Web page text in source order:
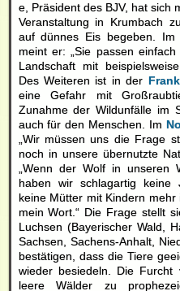
e, Präsident des BJV, hat sich
Veranstaltung in Krumbach
auf dünnes Eis begeben.
meint er: „Sie passen
Landschaft mit
Des Weiteren ist in der
eine Gefahr mit
Zunahme der Wildunfälle im
auch für den Menschen. Im
„Wir müssen uns die Frage
noch in unsere übernutzte
„Wenn der Wolf in unseren
haben wir schlagartig keine
keine Mütter mit Kindern
mein Wort.“ Die Frage stellt
Luchsen (Bayerischer Wald,
Sachsen, Sachens-Anhalt,
bestätigen, dass die Tiere
wieder besiedeln. Die
leere Wälder zu